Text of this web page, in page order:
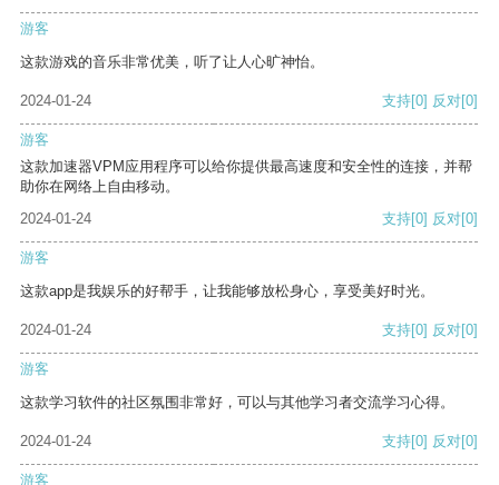
游客
这款游戏的音乐非常优美，听了让人心旷神怡。
2024-01-24 支持[0] 反对[0]
游客
这款加速器VPM应用程序可以给你提供最高速度和安全性的连接，并帮
助你在网络上自由移动。
2024-01-24
支持[0] 反对[0]
游客
这款app是我娱乐的好帮手，让我能够放松身心，享受美好时光。
2024-01-24 支持[0] 反对[0]
游客
这款学习软件的社区氛围非常好，可以与其他学习者交流学习心得。
2024-01-24 支持[0] 反对[0]
游客